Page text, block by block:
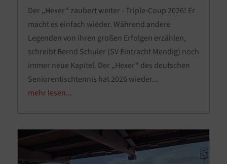
Der „Hexer“ zaubert weiter - Triple-Coup 2026! Er
macht es einfach wieder. Während andere
Legenden von ihren großen Erfolgen erzählen,
schreibt Bernd Schuler (SV Eintracht Mendig) noch
immer neue Kapitel. Der „Hexer“ des deutschen
Seniorentischtennis hat 2026 wieder...
mehr lesen...